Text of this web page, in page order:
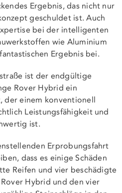
Ergebnis, das nicht nur
geschuldet ist. Auch
bei der intelligenten
wie Aluminium
Ergebnis bei.
ist der endgültige
Rover Hybrid ein
der einem konventionell
Leistungsfähigkeit und
ist.
Erprobungsfahrt
dass es einige Schäden
Reifen und vier beschädigte
Hybrid und den vier